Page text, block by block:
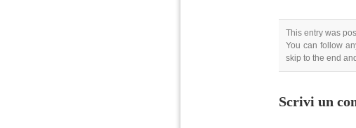
This entry was
You can follow
skip to the end
Scrivi un